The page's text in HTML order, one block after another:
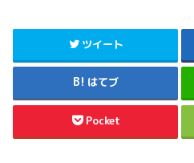
ツイート
はてブ
Pocket